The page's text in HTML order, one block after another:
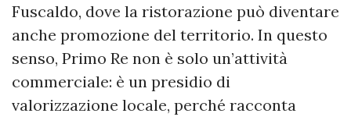
Fuscaldo, dove la ristorazione può diventare
anche promozione del territorio. In questo
senso, Primo Re non è solo un’attività
commerciale: è un presidio di
valorizzazione locale, perché racconta